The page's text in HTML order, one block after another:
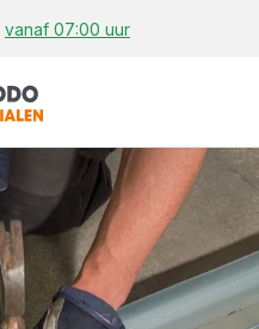
vanaf 07:00 uur